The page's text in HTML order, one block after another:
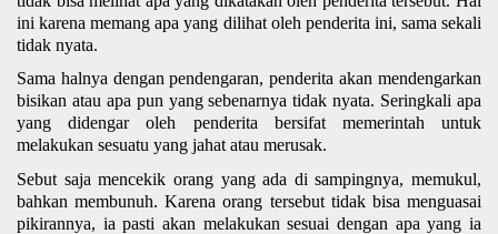
ini karena memang apa yang dilihat oleh penderita ini, sama sekali
tidak nyata.
Sama halnya dengan pendengaran, penderita akan mendengarkan
bisikan atau apa pun yang sebenarnya tidak nyata. Seringkali apa
yang didengar oleh penderita bersifat memerintah untuk
melakukan sesuatu yang jahat atau merusak.
Sebut saja mencekik orang yang ada di sampingnya, memukul,
bahkan membunuh. Karena orang tersebut tidak bisa menguasai
pikirannya, ia pasti akan melakukan sesuai dengan apa yang ia